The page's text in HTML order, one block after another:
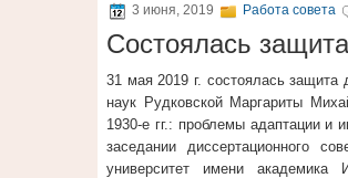
3 июня, 2019 Работа совета
Состоялась защита
31 мая 2019 г. состоялась защита
наук Рудковской Маргариты
1930-е гг.: проблемы адаптации и
заседании диссертационного
университет имени